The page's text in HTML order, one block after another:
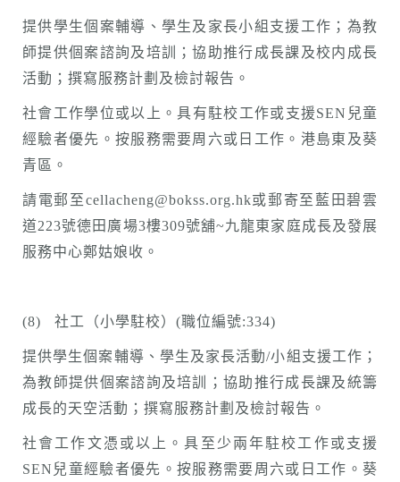
提供學生個案輔導、學生及家長小組支援工作；為教
師提供個案諮詢及培訓；協助推行成長課及校内成長
活動；撰寫服務計劃及檢討報告。
社會工作學位或以上。具有駐校工作或支援SEN兒童
經驗者優先。按服務需要周六或日工作。港島東及葵
青區。
請電郵至cellacheng@bokss.org.hk或郵寄至藍田碧雲
道223號德田廣場3樓309號舖~九龍東家庭成長及發展
服務中心鄭姑娘收。
(8) 社工（小學駐校）(職位編號:334)
提供學生個案輔導、學生及家長活動/小組支援工作；
為教師提供個案諮詢及培訓；協助推行成長課及統籌
成長的天空活動；撰寫服務計劃及檢討報告。
社會工作文憑或以上。具至少兩年駐校工作或支援
SEN兒童經驗者優先。按服務需要周六或日工作。葵